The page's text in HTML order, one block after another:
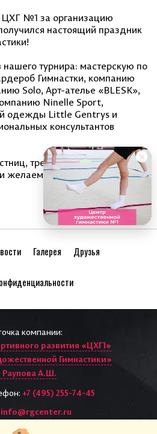
ЦХГ №1 за организацию
настоящий праздник
турнира: мастерскую по
Гимнастки, компанию
Solo, Арт-ателье «BLESK»,
Ninelle Sport,
одежды Little Gentrys и
консультантов
тренеров и организаторов
желаем дальнейших успехов
Галерея Друзья
+7 (495) 255-74-45
info@rgcenter.ru
компании:
развития «ЦХГ1»
Гимнастики»
Раупова А.Ш.